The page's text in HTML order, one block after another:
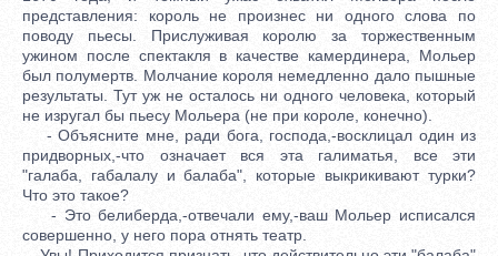
представления: король не произнес ни одного слова по
поводу пьесы. Прислуживая королю за торжественным
ужином после спектакля в качестве камердинера, Мольер
был полумертв. Молчание короля немедленно дало пышные
результаты. Тут уж не осталось ни одного человека, который
не изругал бы пьесу Мольера (не при короле, конечно).
- Объясните мне, ради бога, господа,-восклицал один из
придворных,-что означает вся эта галиматья, все эти
"галаба, габалалу и балаба", которые выкрикивают турки?
Что это такое?
- Это белиберда,-отвечали ему,-ваш Мольер исписался
совершенно, у него пора отнять театр.